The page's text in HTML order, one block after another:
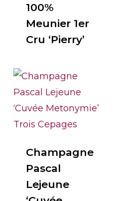
100%
Meunier 1er
Cru ‘Pierry’
Champagne
Pascal
Lejeune